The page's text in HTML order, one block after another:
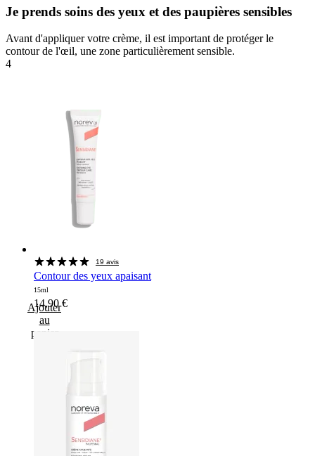
Je prends soins des yeux et des paupières sensibles
Avant d'appliquer votre crème, il est important de protéger le
contour de l'œil, une zone particulièrement sensible.
4
19 avis
Contour des yeux apaisant
15ml
14,90€
Ajouter
au
panier